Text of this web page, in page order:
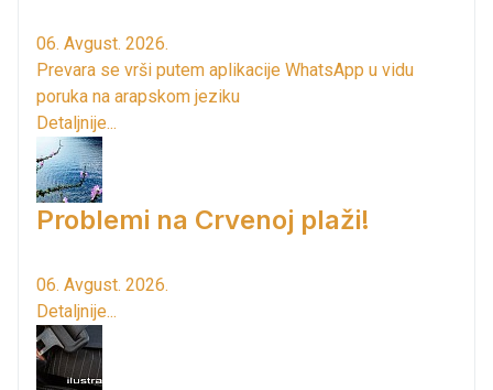
06. Avgust. 2026.
Prevara se vrši putem aplikacije WhatsApp u vidu
poruka na arapskom jeziku
Detaljnije...
Problemi na Crvenoj plaži!
06. Avgust. 2026.
Detaljnije...